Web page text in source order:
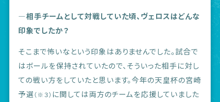
―相手チームとして対戦していた頃、ヴェロスはどんな
印象でしたか？
そこまで怖いなという印象はありませんでした。試合で
はボールを保持されていたので、そういった相手に対し
ての戦い方をしていたと思います。今年の天皇杯の宮崎
予選（※３） に関しては両方のチームを応援していました